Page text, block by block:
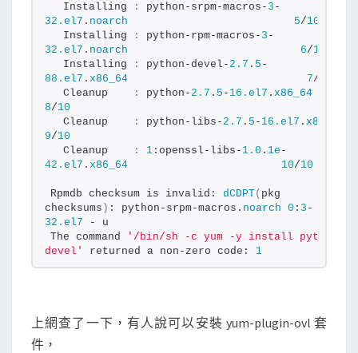
s
u
s
i
v
a
i
錯
  Installing
: python-srpm-macros- 3 -
32. el7 . noarch 5/10
  Installing
: python-rpm-macros- 3 -
32. el7 . noarch 6/10
  Installing
: python-devel- 2.7 . 5 -
88. el7 . x86_64 7/
  Cleanup
: python- 2.7 . 5 - 16. el7 . x86_64
8/10
  Cleanup
: python-libs- 2.7 . 5 - 16. el7 . x86_64
9/10
  Cleanup
: 1 :openssl-libs- 1.0 . 1e -
42. el7 . x86_64 10/10
Rpmdb checksum is invalid: dCDPT( pkg
checksums ) : python-srpm-macros. noarch 0 : 3 -
32. el7 - u
The command
'/bin/sh -c yum -y install python-
devel'
returned a non-zero code: 1
上網查了一下，有人說可以安裝 yum-plugin-ovl 套
件，